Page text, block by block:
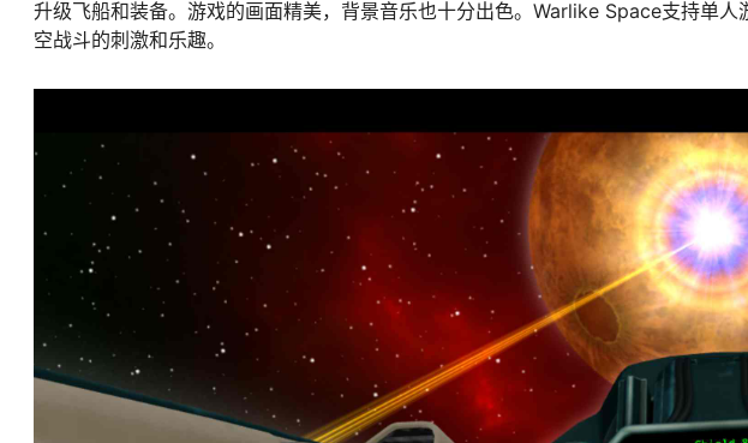
升级飞船和装备。游戏的画面精美，背景音乐也十分出色。Warlike Space支持单
空战斗的刺激和乐趣。